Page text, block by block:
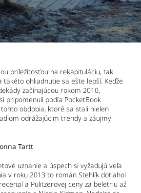
príležitosťou na rekapituláciu, tak
takéto ohliadnutie sa ešte lepší. Keďže
začínajúcou rokom 2010,
pripomenuli podľa PocketBook
obdobia, ktoré sa stali nielen
odrážajúcim trendy a záujmy
Tartt
uznanie a úspech si vyžadujú veľa
v roku 2013 to román Stehlík dotiahol
a Pulitzerovej ceny za beletriu až